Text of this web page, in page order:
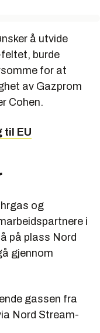
å utvide
burde
for at
av Gazprom
Cohen.
til EU
og
i
på plass Nord
gjennom
gassen fra
Nord Stream-